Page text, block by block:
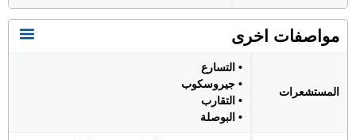
مواصفات اخرى
المستشعرات
• التسارع
• جيروسكوب
• التقارب
• البوصلة